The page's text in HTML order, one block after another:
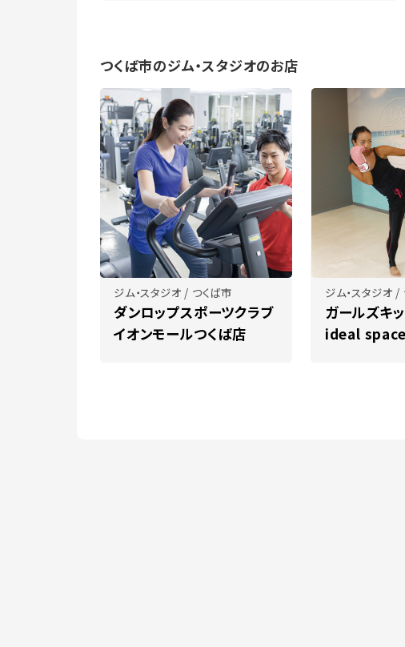
つくば市のジム・スタジオのお店
ジム・スタジオ / つくば市
ダンロップスポーツクラブ
イオンモールつくば店
ジム・スタジオ /
ガールズキ
ideal space